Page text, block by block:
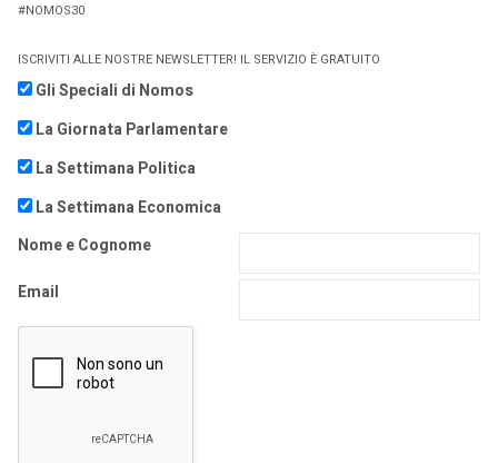
#NOMOS30
ISCRIVITI ALLE NOSTRE NEWSLETTER! IL SERVIZIO È GRATUITO
Gli Speciali di Nomos
La Giornata Parlamentare
La Settimana Politica
La Settimana Economica
Nome e Cognome
Email